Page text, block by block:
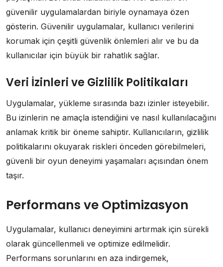
güvenilir uygulamalardan biriyle oynamaya özen
gösterin. Güvenilir uygulamalar, kullanıcı verilerini
korumak için çeşitli güvenlik önlemleri alır ve bu da
kullanıcılar için büyük bir rahatlık sağlar.
Veri İzinleri ve Gizlilik Politikaları
Uygulamalar, yükleme sırasında bazı izinler isteyebilir.
Bu izinlerin ne amaçla istendiğini ve nasıl kullanılacağını
anlamak kritik bir öneme sahiptir. Kullanıcıların, gizlilik
politikalarını okuyarak riskleri önceden görebilmeleri,
güvenli bir oyun deneyimi yaşamaları açısından önem
taşır.
Performans ve Optimizasyon
Uygulamalar, kullanıcı deneyimini artırmak için sürekli
olarak güncellenmeli ve optimize edilmelidir.
Performans sorunlarını en aza indirgemek,